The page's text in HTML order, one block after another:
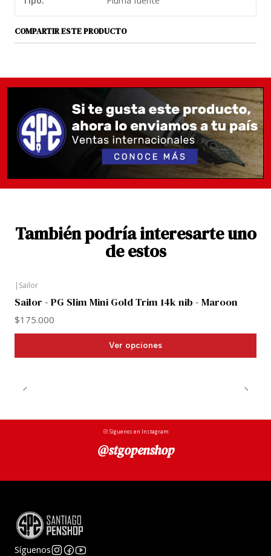
barril para alargar el tamaño al escribir.
La pluma estilográfica Professional Gear Slim Mini
por separado).
Diámetro - Cuerpo : 12,1 mm (0,48 pulgadas)
Diámetro - Agarre: 9,6 mm (0,38 pulgadas)
Longitud - Cuerpo: 95,6 mm (3,76 pulgadas)
Longitud total (cerrada): 106,3 mm (4,19 pulgadas)
Longitud total (posteada): 134,6 mm (5,30 pulgadas)
COMPARTIR ESTE PRODUCTO
También podría interesarte uno
de estos
| Sailor
Sailor - PG Slim Mini Gold Trim 14k nib - Maroon
$175.000
Ver opciones
Síguenos en Instagram
@stgopenshop
Síguenos